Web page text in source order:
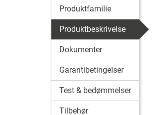
Produktfamilie
Produktbeskrivelse
Dokumenter
Garantibetingelser
Test & bedømmelser
Tilbehør